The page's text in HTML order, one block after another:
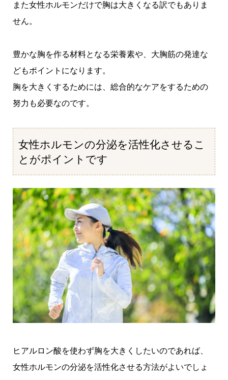
また女性ホルモンだけで胸は大きくなる訳でもありま
せん。
豊かな胸を作る材料となる栄養素や、大胸筋の発達な
どもポイントになります。
胸を大きくするためには、総合的なケアをするための
努力も必要なのです。
女性ホルモンの分泌を活性化させるこ
とがポイントです
ヒアルロン酸を使わず胸を大きくしたいのであれば、
女性ホルモンの分泌を活性化させる方法がよいでしょ